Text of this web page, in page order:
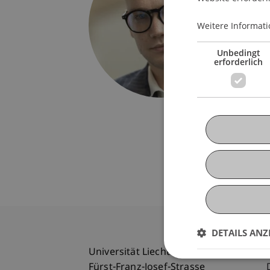
9490
Universität Liechtenstein
Weitere
Unbedingt
erforderlich
DETAILS